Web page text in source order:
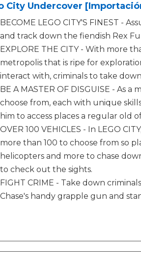
City Undercover
BECOME LEGO CITY'S FINEST -
and track down the fiendish Rex
EXPLORE THE CITY - With more
metropolis that is ripe for
interact with, criminals to take
BE A MASTER OF DISGUISE - As
choose from, each with unique
him to access places a regular old
OVER 100 VEHICLES - In LEGO
more than 100 to choose from so
helicopters and more to chase
to check out the sights.
FIGHT CRIME - Take down
Chase's handy grapple gun and